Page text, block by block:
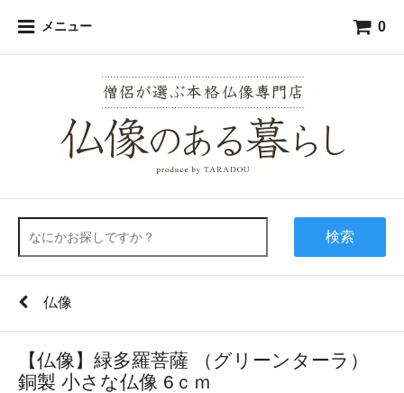
メニュー 0
検索
仏像
【仏像】緑多羅菩薩 （グリーンターラ）
銅製 小さな仏像 6ｃｍ